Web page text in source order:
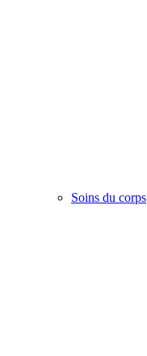
Soins du corps